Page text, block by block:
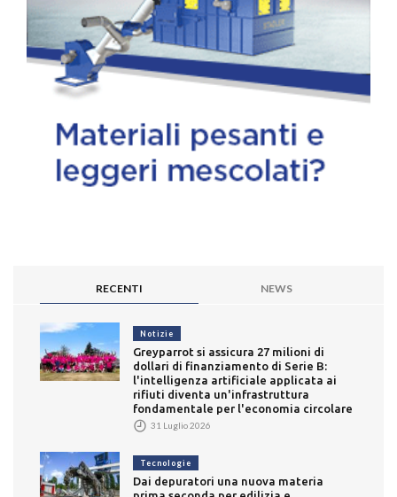
RECENTI NEWS
Notizie
Greyparrot si assicura 27 milioni di
dollari di finanziamento di Serie B:
l'intelligenza artificiale applicata ai
rifiuti diventa un'infrastruttura
fondamentale per l'economia circolare
31 Luglio 2026
Tecnologie
Dai depuratori una nuova materia